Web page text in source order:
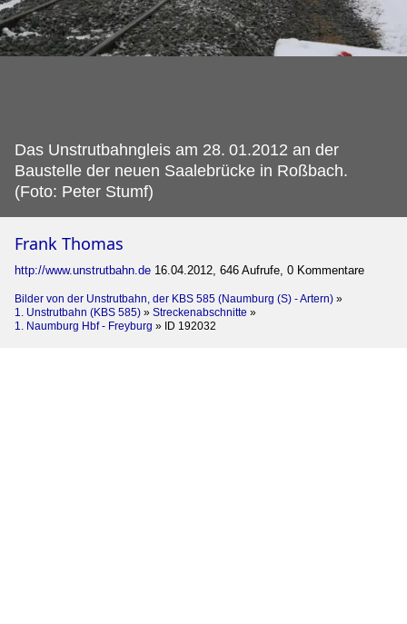
Das Unstrutbahngleis am 28. 01.2012 an der
Baustelle der neuen Saalebrücke in Roßbach.
(Foto: Peter Stumf)
Frank Thomas
http://www.unstrutbahn.de 16.04.2012, 646 Aufrufe, 0 Kommentare
Bilder von der Unstrutbahn, der KBS 585 (Naumburg (S) - Artern) »
1. Unstrutbahn (KBS 585) » Streckenabschnitte »
1. Naumburg Hbf - Freyburg » ID 192032